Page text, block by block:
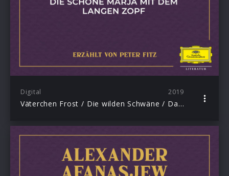
Digital 2019
Väterchen Frost / Die wilden Schwäne / Das Schneekind / Die schöne Marja mit dem langen Zopf